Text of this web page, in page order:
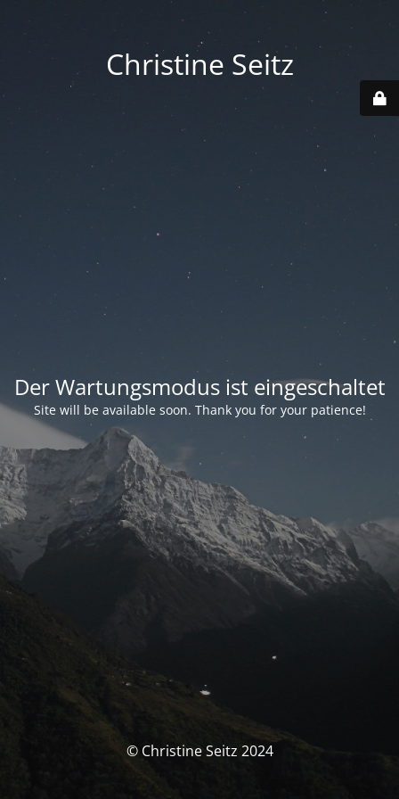
Christine Seitz
Der Wartungsmodus ist eingeschaltet
Site will be available soon. Thank you for your patience!
© Christine Seitz 2024